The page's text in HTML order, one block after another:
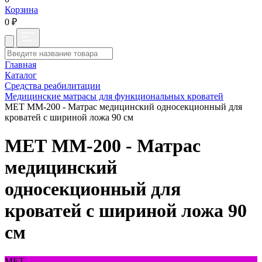
Корзина
0 ₽
Главная
Каталог
Средства реабилитации
Медицинские матрасы для функциональных кроватей
МЕТ ММ-200 - Матрас медицинский односекционный для
кроватей с шириной ложа 90 см
МЕТ ММ-200 - Матрас
медицинский
односекционный для
кроватей с шириной ложа 90
см